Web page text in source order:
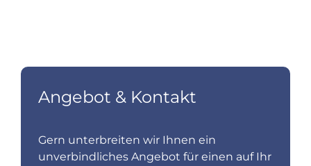
Angebot & Kontakt
Gern unterbreiten wir Ihnen ein
unverbindliches Angebot für einen auf Ihr